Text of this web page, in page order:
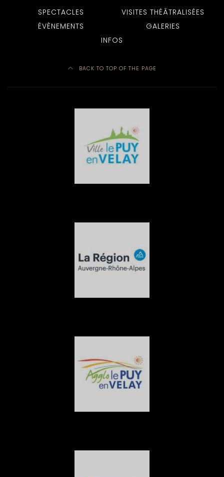
SPECTACLES
VISITES THÉÂTRALISÉES
ÉVÈNEMENTS
GALERIES
INFOS
BACK TO TOP OF THE PAGE